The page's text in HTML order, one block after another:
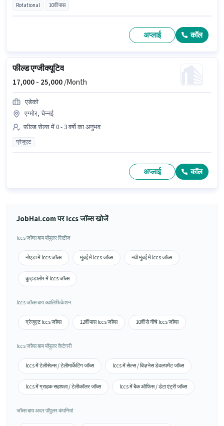
Rotational 10वीं पास
अप्लाई कॉल
फील्ड एग्जीक्यूटिव
17,000 - 25,000/Month
एडेको
एग्मोर, चेन्नई
फ़ील्ड सेल्स में 0 - 3 वर्षो का अनुभव
ग्रेजुएट
अप्लाई कॉल
JobHai.com पर Iccs जॉब्स खोजें
Iccs जॉब्स बाय पॉपुलर सिटीज़
नोएडा में Iccs जॉब्स मुंबई में Iccs जॉब्स नवी मुंबई में Iccs जॉब्स
कुड्डालोर में Iccs जॉब्स
Iccs जॉब्स बाय क्वालिफिकेशन
ग्रेजुएट Iccs जॉब्स 12वीं पास Iccs जॉब्स 10वीं से नीचे Iccs जॉब्स
Iccs जॉब्स बाय पॉपुलर कैटेगरी
Iccs में टेलीसेल्स / टेलीमार्केटिंग जॉब्स Iccs में सेल्स / बिज़नेस डेवलपमेंट जॉब्स
Iccs में ग्राहक सहायता / टेलीकॉलर जॉब्स Iccs में बैक ऑफिस / डेटा एंट्री जॉब्स
जॉब्स बाय अदर पॉपुलर कंपनियां